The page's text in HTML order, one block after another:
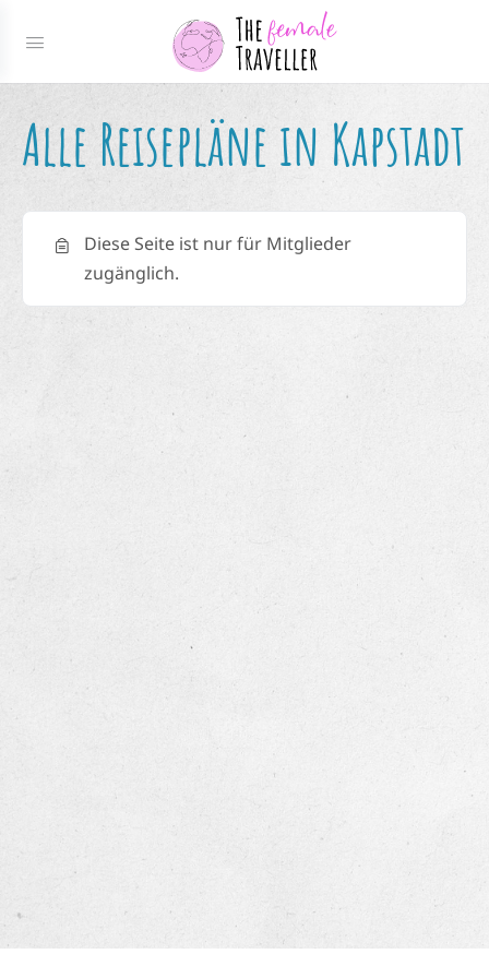
Alle Reisepläne in Kapstadt
Diese Seite ist nur für Mitglieder
zugänglich.